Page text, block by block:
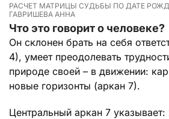
РАСЧЕТ МАТРИЦЫ СУДЬБЫ ПО ДАТЕ
ГАВРИШЕВА АННА
Что это говорит о человеке?
Он склонен брать на себя
4), умеет преодолевать
природе своей – в движении:
новые горизонты (аркан 7).
Центральный аркан 7